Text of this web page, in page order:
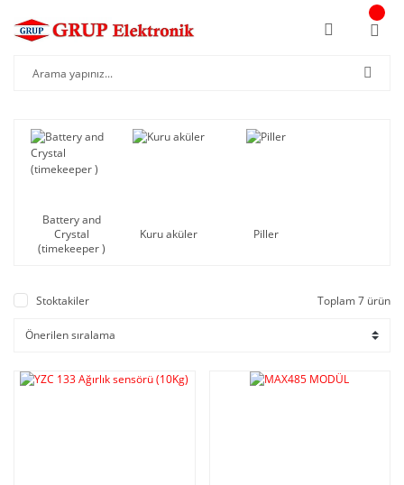
Battery and
Crystal
(timekeeper )
Kuru aküler Piller
Stoktakiler Toplam 7 ürün